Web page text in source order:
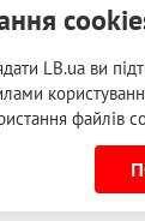
LB.ua ви
файлів